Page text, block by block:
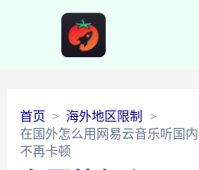
首页
海外地区限制
在国外怎么用网易云音乐听国
不再卡顿